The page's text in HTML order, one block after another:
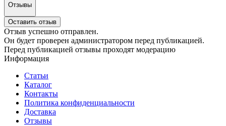
Отзывы
Оставить отзыв
Отзыв успешно отправлен.
Он будет проверен администратором перед публикацией.
Перед публикацией отзывы проходят модерацию
Информация
Статьи
Каталог
Контакты
Политика конфиденциальности
Доставка
Отзывы